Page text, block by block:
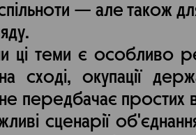
спільноти — але також
ці теми є особливо
сході, окупації
передбачає простих
сценарії